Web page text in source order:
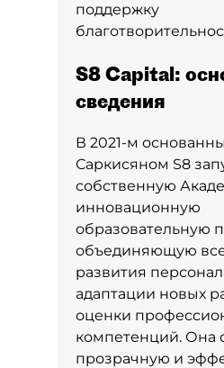
поддержку
S8 Capital:
сведения
В 2021-м
Саркисяном S8
собственную
инновационную
образовательную
объединяющую
развития
адаптации новых
оценки
компетенций. Она
прозрачную и